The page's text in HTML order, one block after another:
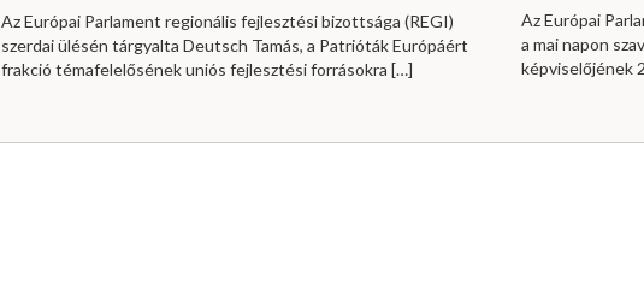
Az Európai Parlament regionális fejlesztési bizottsága (REGI)
szerdai ülésén tárgyalta Deutsch Tamás, a Patrióták Európáért
frakció témafelelősének uniós fejlesztési forrásokra […]
Az Európai
a mai napon
képviselőjének